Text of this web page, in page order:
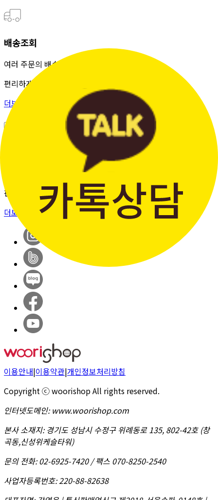
배송조회
여러 주문의 배송 상태를 한 화면에서
편리하게 조회할 수 있습니다.
더보기 >
간단한 가입 프로세스 & 편리한
판매 시스템
더보기 >
이용안내|이용약관|개인정보처리방침
Copyright ⓒ woorishop All rights reserved.
인터넷도메인:www.woorishop.com
본사 소재지:경기도 성남시 수정구 위례동로 135, 802-42호 (창
곡동,신성위케슬타워)
문의 전화:02-6925-7420 / 팩스 070-8250-2540
사업자등록번호:220-88-82638